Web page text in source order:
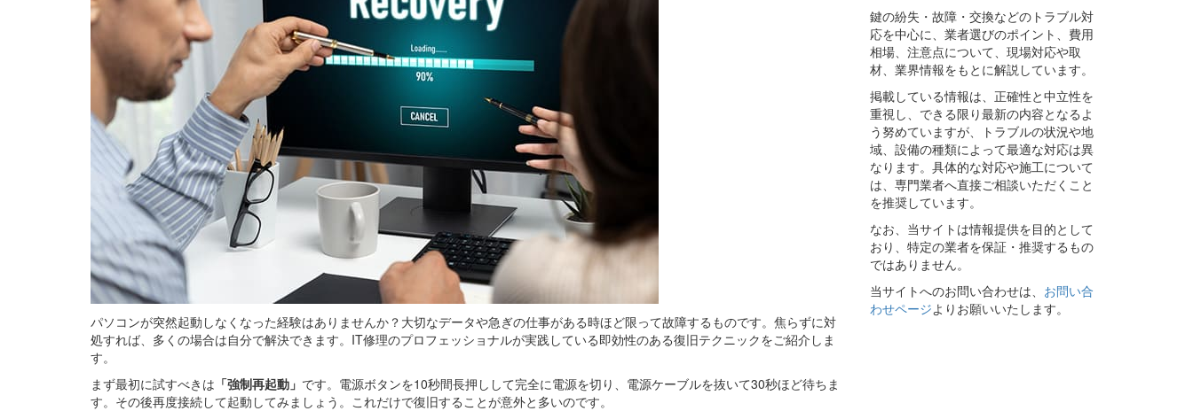
パソコンが突然起動しなくなった経験はありませんか？大切なデータや急ぎの仕事がある時ほど限って故障するものです。焦らずに対
処すれば、多くの場合は自分で解決できます。IT修理のプロフェッショナルが実践している即効性のある復旧テクニックをご紹介しま
す。
まず最初に試すべきは 「強制再起動」 です。電源ボタンを10秒間長押しして完全に電源を切り、電源ケーブルを抜いて30秒ほど待ちま
す。その後再度接続して起動してみましょう。これだけで復旧することが意外と多いのです。
鍵の紛失・故障・交換などのトラブル対
応を中心に、業者選びのポイント、費用
相場、注意点について、現場対応や取
材、業界情報をもとに解説しています。
掲載している情報は、正確性と中立性を
重視し、できる限り最新の内容となるよ
う努めていますが、トラブルの状況や地
域、設備の種類によって最適な対応は異
なります。具体的な対応や施工について
は、専門業者へ直接ご相談いただくこと
を推奨しています。
なお、当サイトは情報提供を目的として
おり、特定の業者を保証・推奨するもの
ではありません。
当サイトへのお問い合わせは、 お問い合
わせページよりお願いいたします。